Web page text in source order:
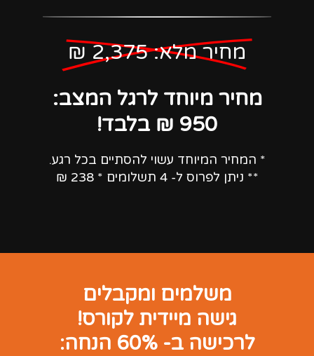
מחיר מלא: 2,375 ₪
מחיר מיוחד לרגל המצב:
950 ₪ בלבד!
* המחיר המיוחד עשוי להסתיים בכל רגע.
** ניתן לפרוס ל- 4 תשלומים * 238 ₪
משלמים ומקבלים
גישה מיידית לקורס!
לרכישה ב- 60% הנחה: